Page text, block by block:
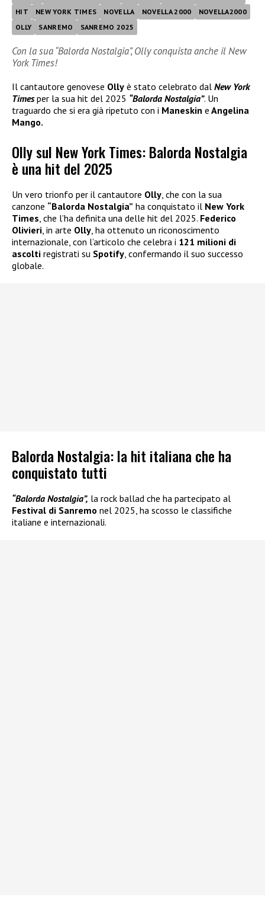
HIT
NEW YORK TIMES NOVELLA NOVELLA 2000
NOVELLA2000
OLLY
SANREMO SANREMO 2025
Con la sua “Balorda Nostalgia”, Olly conquista anche il New
York Times!
Il cantautore genovese Olly è stato celebrato dal New York
Timesper la sua hit del 2025 “Balorda Nostalgia”. Un
traguardo che si era già ripetuto con i Maneskin e Angelina
Mango.
Olly sul New York Times: Balorda Nostalgia
è una hit del 2025
Un vero trionfo per il cantautore Olly, che con la sua
canzone “Balorda Nostalgia” ha conquistato il New York
Times, che l’ha definita una delle hit del 2025. Federico
Olivieri, in arte Olly, ha ottenuto un riconoscimento
internazionale, con l’articolo che celebra i 121 milioni di
ascolti registrati su Spotify, confermando il suo successo
globale.
Balorda Nostalgia: la hit italiana che ha
conquistato tutti
“Balorda Nostalgia”, la rock ballad che ha partecipato al
Festival di Sanremo nel 2025, ha scosso le classifiche
italiane e internazionali.